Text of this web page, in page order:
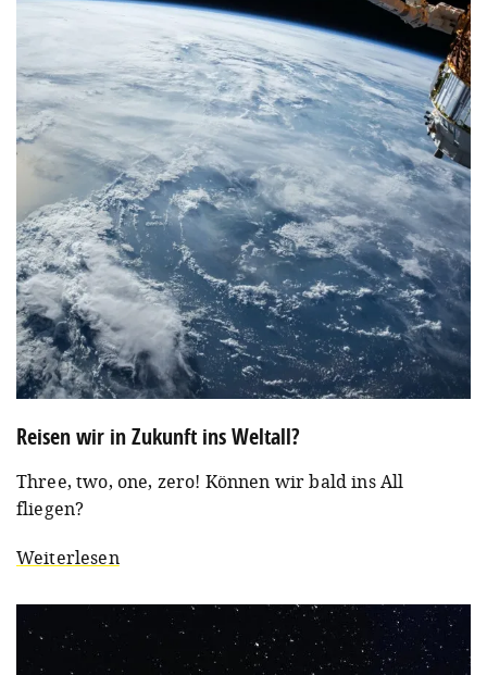
Reisen wir in Zukunft ins Weltall?
Three, two, one, zero! Können wir bald ins All
fliegen?
Weiterlesen